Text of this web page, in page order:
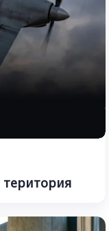
територия